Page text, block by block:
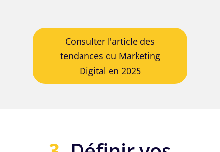
Consulter l'article des
tendances du Marketing
Digital en 2025